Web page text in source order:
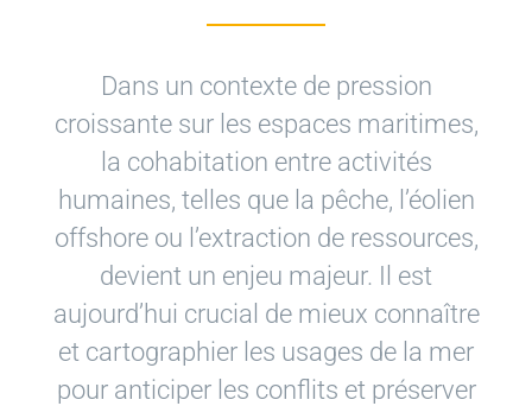
Dans un contexte de pression
croissante sur les espaces maritimes,
la cohabitation entre activités
humaines, telles que la pêche, l’éolien
offshore ou l’extraction de ressources,
devient un enjeu majeur. Il est
aujourd’hui crucial de mieux connaître
et cartographier les usages de la mer
pour anticiper les conflits et préserver